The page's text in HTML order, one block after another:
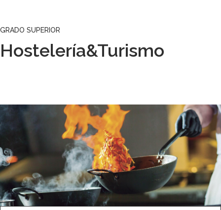
GRADO SUPERIOR
Hostelería&Turismo